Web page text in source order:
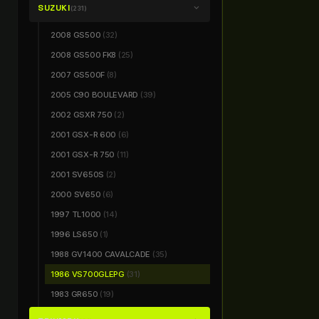
SUZUKI(231) chevron_right
2008 GS500 (32)
2008 GS500 FK8 (25)
2007 GS500F (8)
2005 C90 BOULEVARD (39)
2002 GSXR 750 (2)
2001 GSX-R 600 (6)
2001 GSX-R 750 (11)
2001 SV650S (2)
2000 SV650 (6)
1997 TL1000 (14)
1996 LS650 (1)
1988 GV1400 CAVALCADE (35)
1986 VS700GLEPG (31)
1983 GR650 (19)